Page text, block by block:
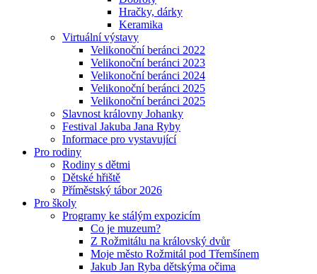
Hračky, dárky
Keramika
Virtuální výstavy
Velikonoční beránci 2022
Velikonoční beránci 2023
Velikonoční beránci 2024
Velikonoční beránci 2025
Velikonoční beránci 2025
Slavnost královny Johanky
Festival Jakuba Jana Ryby
Informace pro vystavující
Pro rodiny
Rodiny s dětmi
Dětské hřiště
Příměstský tábor 2026
Pro školy
Programy ke stálým expozicím
Co je muzeum?
Z Rožmitálu na královský dvůr
Moje město Rožmitál pod Třemšínem
Jakub Jan Ryba dětskýma očima